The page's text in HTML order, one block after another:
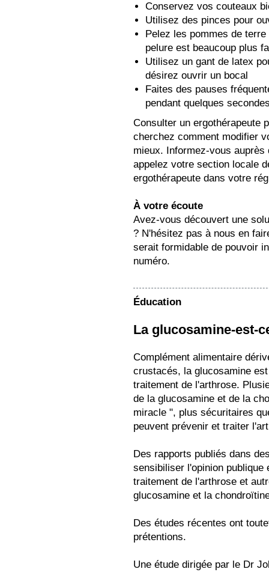
Conservez vos couteaux
Utilisez des pinces pour
Pelez les pommes de
pelure est beaucoup plus
Utilisez un gant de latex
désirez ouvrir un bocal
Faites des pauses
pendant quelques
Consulter un ergothérapeute
cherchez comment modifier
mieux. Informez-vous
appelez votre section locale
ergothérapeute dans votre
À votre écoute
Avez-vous découvert une
? N'hésitez pas à nous en
serait formidable de pouvoir
numéro.
Éducation
La glucosamine-est-
Complément alimentaire
crustacés, la glucosamine
traitement de l'arthrose.
de la glucosamine et de la
miracle ", plus sécuritaires
peuvent prévenir et traiter
Des rapports publiés dans
sensibiliser l'opinion
traitement de l'arthrose et
glucosamine et la
Des études récentes ont
prétentions.
Une étude dirigée par le Dr